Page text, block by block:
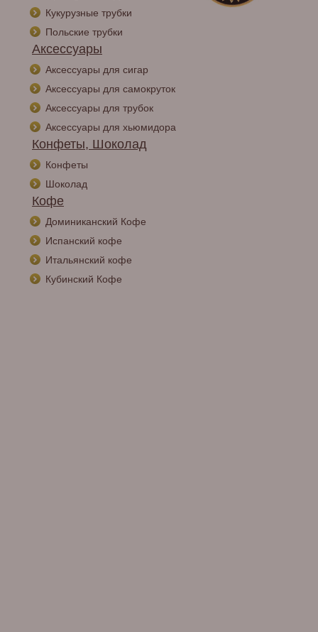
Кукурузные трубки
Польские трубки
Аксессуары
Аксессуары для сигар
Аксессуары для самокруток
Аксессуары для трубок
Аксессуары для хьюмидора
Конфеты, Шоколад
Конфеты
Шоколад
Кофе
Доминиканский Кофе
Испанский кофе
Итальянский кофе
Кубинский Кофе